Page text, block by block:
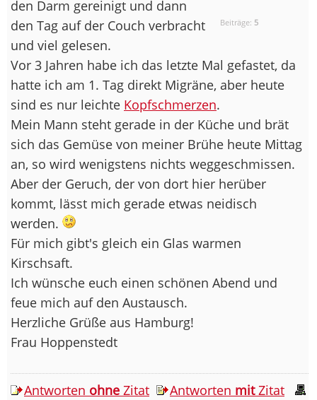
Beiträge: 5
den Darm gereinigt und dann
den Tag auf der Couch verbracht
und viel gelesen.
Vor 3 Jahren habe ich das letzte Mal gefastet, da
hatte ich am 1. Tag direkt Migräne, aber heute
sind es nur leichte Kopfschmerzen.
Mein Mann steht gerade in der Küche und brät
sich das Gemüse von meiner Brühe heute Mittag
an, so wird wenigstens nichts weggeschmissen.
Aber der Geruch, der von dort hier herüber
kommt, lässt mich gerade etwas neidisch
werden.
Für mich gibt's gleich ein Glas warmen
Kirschsaft.
Ich wünsche euch einen schönen Abend und
feue mich auf den Austausch.
Herzliche Grüße aus Hamburg!
Frau Hoppenstedt
Antworten ohne Zitat Antworten mitZitat